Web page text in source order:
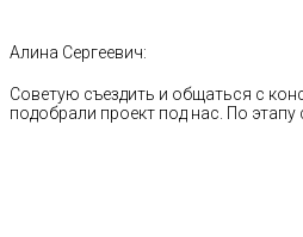
Алина Сергеевич:
Советую съездить и общаться с
подобрали проект под нас. По